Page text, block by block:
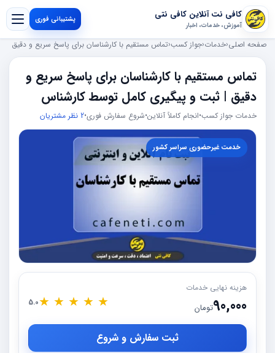
کافی نت آنلاین کافی نتی
آموزش، خدمات، اخبار
پشتیبانی فوری
صفحه اصلی‹خدمات‹جواز کسب‹تماس مستقیم با کارشناسان برای پاسخ سریع و دقیق
تماس مستقیم با کارشناسان برای پاسخ سریع و
دقیق | ثبت و پیگیری کامل توسط کارشناس
خدمات جواز کسب•انجام کاملاً آنلاین•شروع سفارش فوری•2 نظر مشتریان
خدمت غیرحضوری سراسر کشور
هزینه نهایی خدمات
90,000تومان ★
★
★
★
★
5.0
ثبت سفارش و شروع